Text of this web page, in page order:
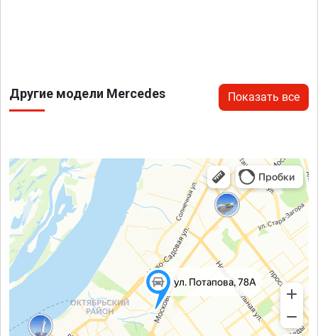
Другие модели Mercedes Показать все